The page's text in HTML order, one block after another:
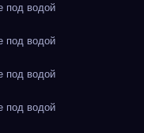
водой
водой
водой
водой